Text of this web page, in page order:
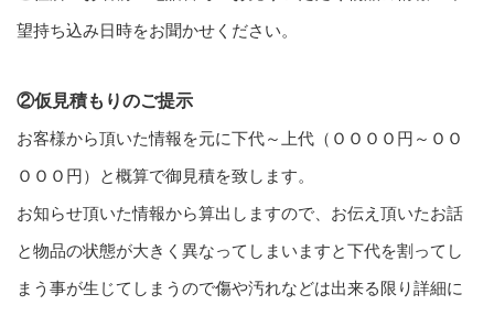
望持ち込み日時をお聞かせください。
②仮見積もりのご提示
お客様から頂いた情報を元に下代～上代（ＯＯＯＯ円～ＯＯ
ＯＯＯ円）と概算で御見積を致します。
お知らせ頂いた情報から算出しますので、お伝え頂いたお話
と物品の状態が大きく異なってしまいますと下代を割ってし
まう事が生じてしまうので傷や汚れなどは出来る限り詳細に